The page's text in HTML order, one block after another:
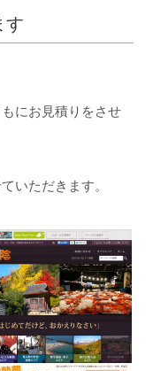
す
にお見積りをさせ
いただきます。